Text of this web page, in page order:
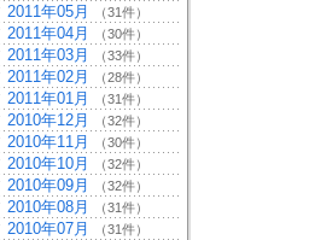
2011年05月 （31件）
2011年04月 （30件）
2011年03月 （33件）
2011年02月 （28件）
2011年01月 （31件）
2010年12月 （32件）
2010年11月 （30件）
2010年10月 （32件）
2010年09月 （32件）
2010年08月 （31件）
2010年07月 （31件）